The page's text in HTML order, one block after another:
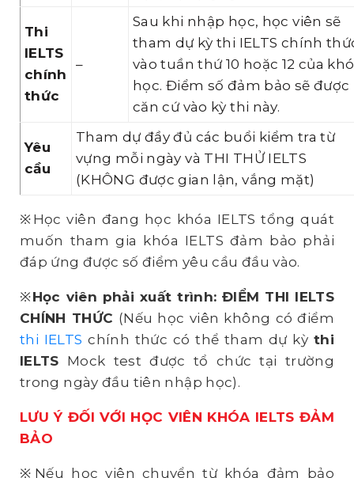
Thi
IELTS
chính
thức
–
Sau khi nhập học, học viên sẽ
tham dự kỳ thi IELTS chính
vào tuần thứ 10 hoặc 12 của
học. Điểm số đảm bảo sẽ được
căn cứ vào kỳ thi này.
Yêu
cầu
Tham dự đầy đủ các buổi kiểm tra từ
vựng mỗi ngày và THI THỬ IELTS
(KHÔNG được gian lận, vắng mặt)
※Học viên đang học khóa IELTS tổng quát
muốn tham gia khóa IELTS đảm bảo phải
đáp ứng được số điểm yêu cầu đầu vào.
※Học viên phải xuất trình: ĐIỂM THI IELTS
CHÍNH THỨC (Nếu học viên không có điểm
thi IELTS chính thức có thể tham dự kỳ thi
IELTS Mock test được tổ chức tại trường
trong ngày đầu tiên nhập học).
LƯU Ý ĐỐI VỚI HỌC VIÊN KHÓA IELTS ĐẢM
BẢO
※Nếu học viên chuyển từ khóa đảm bảo